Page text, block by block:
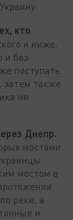
кто
и ниже,
и без
поступать
затем также
не
Днепр.
мостами
мостом в
реке, а
и